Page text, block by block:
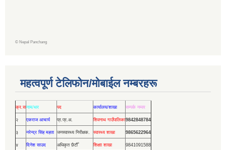
© Nepal Panchang
महत्वपूर्ण टेलिफोन/मोबाईल नम्बरहरू
क्र.सनाम/थर पद कार्यालय/शाखा सम्पर्क नम्वर
२ एकराज आचार्य प्र.प्र.अ. शिवनाथ गाउँपालिका9842848784
३ नरेन्द्र सिंह महता जनस्वास्थ्य निरीक्षक. स्वास्थ्य शाखा 9865622964
४ दिनेश साउद अधिकृत छैटौँ शिक्षाा शाखा 9841091588